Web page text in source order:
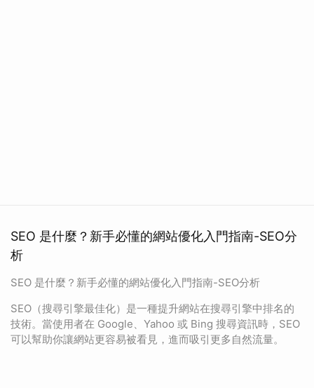
SEO 是什麼？新手必懂的網站優化入門指南-SEO分
析
SEO 是什麼？新手必懂的網站優化入門指南-SEO分析
SEO（搜尋引擎最佳化）是一種提升網站在搜尋引擎中排名的
技術。當使用者在 Google、Yahoo 或 Bing 搜尋資訊時，SEO
可以幫助你讓網站更容易被看見，進而吸引更多自然流量。